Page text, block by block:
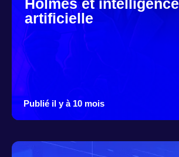
Holmes et intelligence
artificielle
Publié il y à 10 mois